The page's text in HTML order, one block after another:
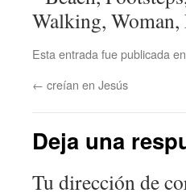
Esta entrada fue publicada en
← creían en Jesús
Deja una
Tu dirección de